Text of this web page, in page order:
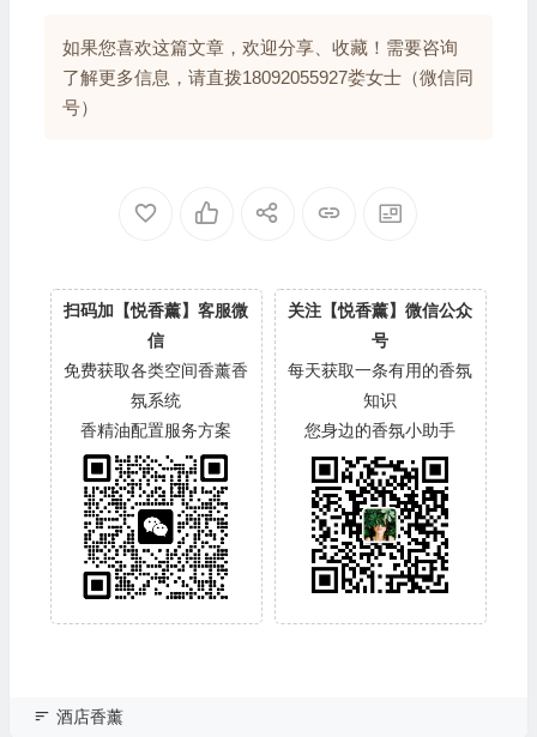
如果您喜欢这篇文章，欢迎分享、收藏！需要咨询
了解更多信息，请直拨18092055927娄女士（微信同
号）
扫码加【悦香薰】客服微
信
免费获取各类空间香薰香
氛系统
香精油配置服务方案
关注【悦香薰】微信公众
号
每天获取一条有用的香氛
知识
您身边的香氛小助手
酒店香薰